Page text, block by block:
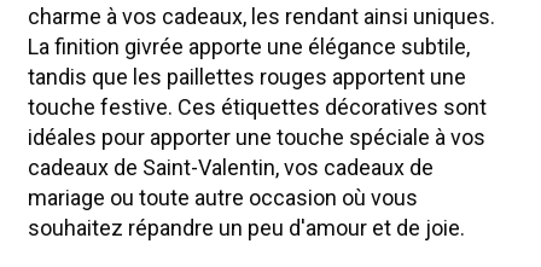
charme à vos cadeaux, les rendant ainsi uniques.
La finition givrée apporte une élégance subtile,
tandis que les paillettes rouges apportent une
touche festive. Ces étiquettes décoratives sont
idéales pour apporter une touche spéciale à vos
cadeaux de Saint-Valentin, vos cadeaux de
mariage ou toute autre occasion où vous
souhaitez répandre un peu d'amour et de joie.